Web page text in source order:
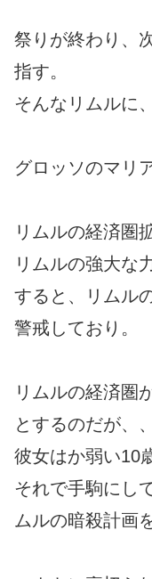
祭りが終わり、
指す。
そんなリムルに
グロッソのマリ
リムルの経済圏
リムルの強大な
すると、リムル
警戒しており。
リムルの経済圏
とするのだが、、
彼女はか弱い10
それで手駒にし
ムルの暗殺計画